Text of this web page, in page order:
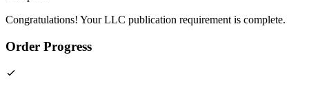
Congratulations! Your LLC publication requirement is complete.
Order Progress